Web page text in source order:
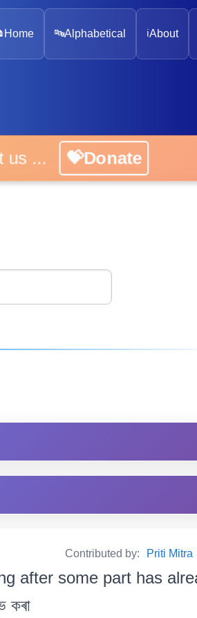
Home 🔤Alphabetical ℹ️About
us ... 💝Donate
Contributed by: Priti Mitra
after some part has
কৰা